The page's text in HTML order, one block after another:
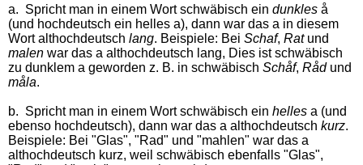
a. Spricht man in einem Wort schwäbisch ein dunkles å
(und hochdeutsch ein helles a), dann war das a in diesem
Wort althochdeutsch lang. Beispiele: Bei Schaf, Ratund
malen war das a althochdeutsch lang, Dies ist schwäbisch
zu dunklem a geworden z. B. in schwäbisch Schåf, Rådund
måla.
b. Spricht man in einem Wort schwäbisch ein helles a (und
ebenso hochdeutsch), dann war das a althochdeutsch kurz.
Beispiele: Bei "Glas", "Rad" und "mahlen" war das a
althochdeutsch kurz, weil schwäbisch ebenfalls "Glas",